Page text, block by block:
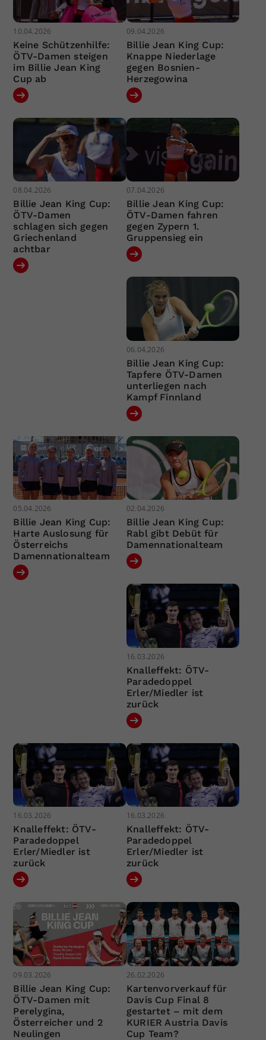
10.04.2026
Keine Schützenhilfe:
ÖTV-Damen steigen
im Billie Jean King
Cup ab
09.04.2026
Billie Jean King Cup:
Knappe Niederlage
gegen Bosnien-
Herzegowina
08.04.2026
Billie Jean King Cup:
ÖTV-Damen
schlagen sich gegen
Griechenland
achtbar
07.04.2026
Billie Jean King Cup:
ÖTV-Damen fahren
gegen Zypern 1.
Gruppensieg ein
06.04.2026
Billie Jean King Cup:
Tapfere ÖTV-Damen
unterliegen nach
Kampf Finnland
05.04.2026
Billie Jean King Cup:
Harte Auslosung für
Österreichs
Damennationalteam
02.04.2026
Billie Jean King Cup:
Rabl gibt Debüt für
Damennationalteam
16.03.2026
Knalleffekt: ÖTV-
Paradedoppel
Erler/Miedler ist
zurück
16.03.2026
Knalleffekt: ÖTV-
Paradedoppel
Erler/Miedler ist
zurück
16.03.2026
Knalleffekt: ÖTV-
Paradedoppel
Erler/Miedler ist
zurück
09.03.2026
Billie Jean King Cup:
ÖTV-Damen mit
Perelygina,
Österreicher und 2
Neulingen
26.02.2026
Kartenvorverkauf für
Davis Cup Final 8
gestartet – mit dem
KURIER Austria Davis
Cup Team?